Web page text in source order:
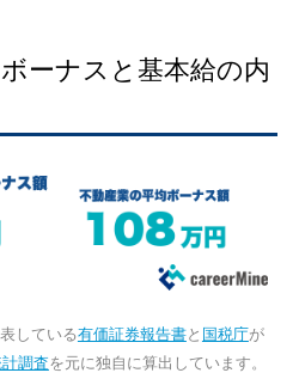
ーナスと基本給の内
している有価証券報告書と 国税庁が
調査を元に独自に算出しています。